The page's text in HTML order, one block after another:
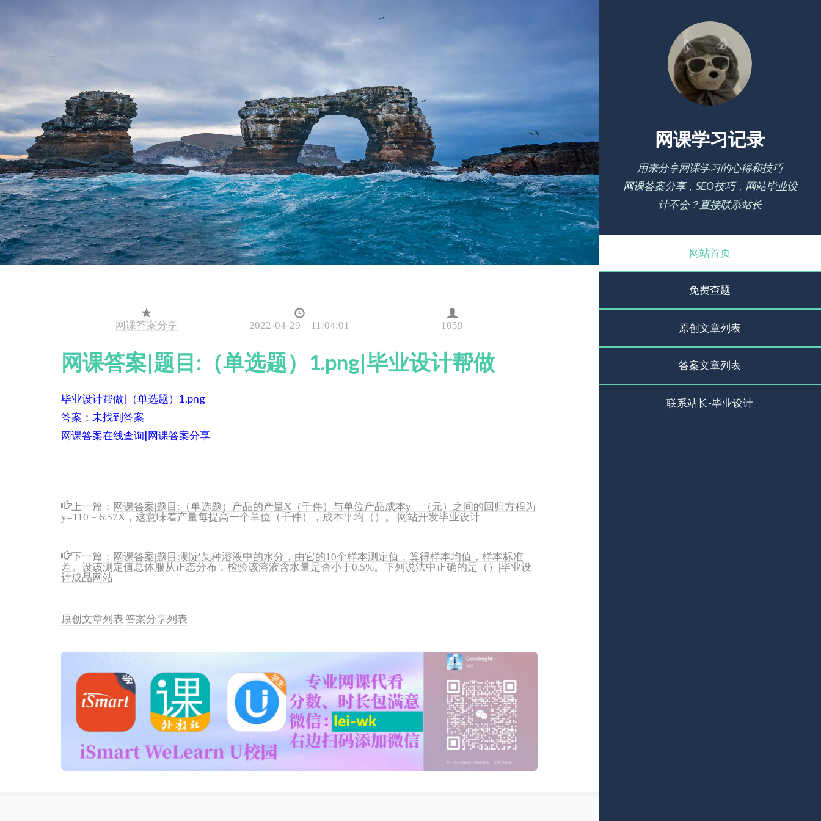
网课学习记录
用来分享网课学习的心得和技巧
网课答案分享，SEO技巧，网站毕业设
计不会？ 直接联系站长
网站首页
免费查题
原创文章列表
答案文章列表
联系站长-毕业设计
网课答案分享 2022-04-29 11:04:01 1059
网课答案|题目:（单选题）1.png|毕业设计帮做
毕业设计帮做|（单选题）1.png
答案：未找到答案
网课答案在线查询|网课答案分享
上一篇： 网课答案|题目:（单选题）产品的产量X（千件）与单位产品成本y （元）之间的回归方程为
y=110－6.57X，这意味着产量每提高一个单位（千件），成本平均（）。|网站开发毕业设计
下一篇： 网课答案|题目:测定某种溶液中的水分，由它的10个样本测定值，算得样本均值，样本标准
差。设该测定值总体服从正态分布，检验该溶液含水量是否小于0.5%。下列说法中正确的是（）|毕业设
计成品网站
原创文章列表答案分享列表